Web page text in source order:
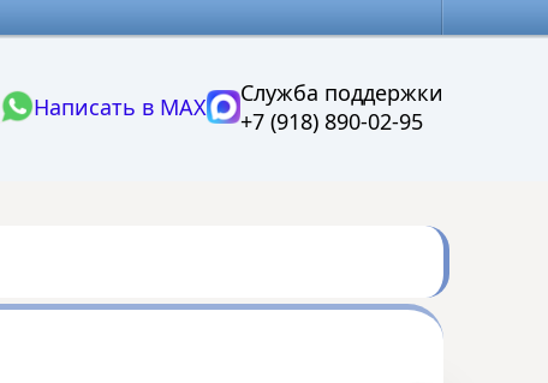
Написать в MAX
Служба поддержки
+7 (918) 890-02-95